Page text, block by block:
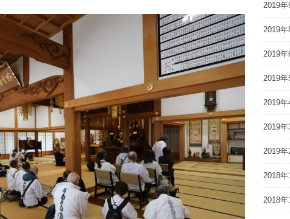
2019年
2019年
2019年
2019年
2019年
2019年
2019年
2018年
2018年